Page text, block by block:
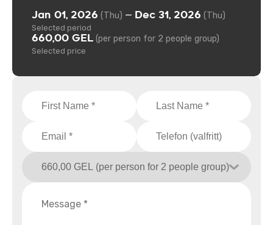
Jan 01, 2026 (Thu) — Dec 31, 2026 (Thu)
Selected period
660,00 GEL (per person for 2 people group)
Selected price